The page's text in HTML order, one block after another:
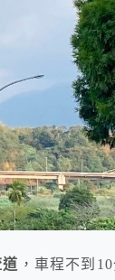
，車程不到